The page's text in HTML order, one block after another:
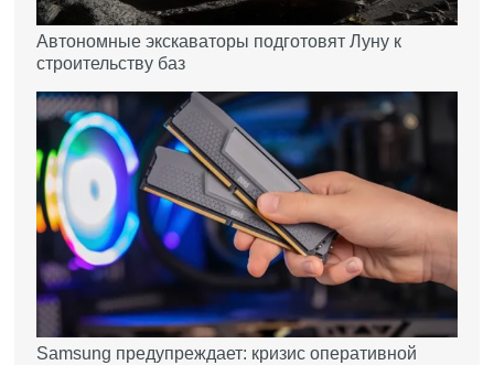
Автономные экскаваторы подготовят Луну к
строительству баз
Samsung предупреждает: кризис оперативной